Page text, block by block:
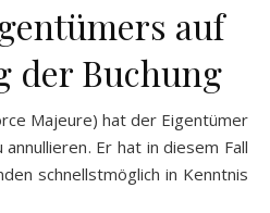
auf
der Buchung
Majeure) hat der Eigentümer
Er hat in diesem Fall
schnellstmöglich in Kenntnis